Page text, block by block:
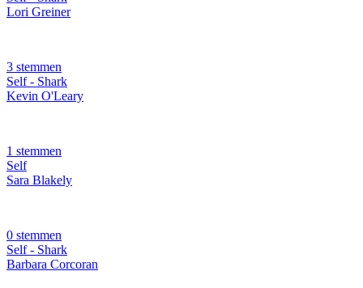
Lori Greiner
3 stemmen
Self - Shark
Kevin O'Leary
1 stemmen
Self
Sara Blakely
0 stemmen
Self - Shark
Barbara Corcoran